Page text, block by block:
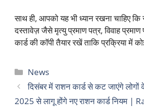
साथ ही, आपको यह भी ध्यान रखना चाहिए
दस्तावेज़ जैसे मृत्यु प्रमाण पत्र, विवाह
कार्ड की कॉपी तैयार रखें ताकि प्रक्रिया में
Categories
News
दिसंबर में राशन कार्ड से कट जाएंगे
2025 से लागू होंगे नए राशन कार्ड नियम |